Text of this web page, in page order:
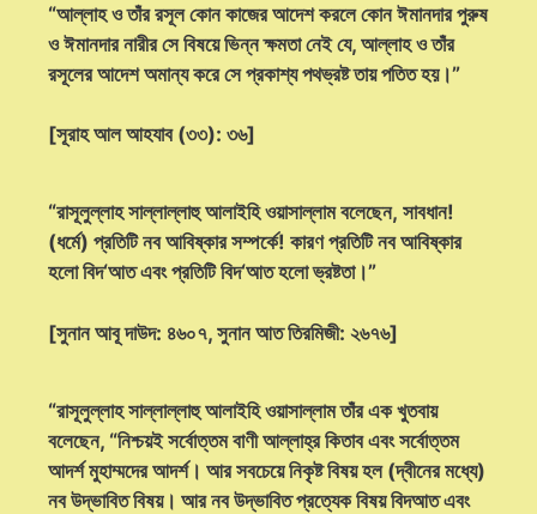
“আল্লাহ ও তাঁর রসূল কোন কাজের আদেশ করলে কোন ঈমানদার পুরুষ
ও ঈমানদার নারীর সে বিষয়ে ভিন্ন ক্ষমতা নেই যে, আল্লাহ ও তাঁর
রসূলের আদেশ অমান্য করে সে প্রকাশ্য পথভ্রষ্ট তায় পতিত হয়।”
[সূরাহ আল আহযাব (৩৩): ৩৬]
“রাসূলুল্লাহ সাল্লাল্লাহু আলাইহি ওয়াসাল্লাম বলেছেন, সাবধান!
(ধর্মে) প্রতিটি নব আবিষ্কার সম্পর্কে! কারণ প্রতিটি নব আবিষ্কার
হলো বিদ‘আত এবং প্রতিটি বিদ‘আত হলো ভ্রষ্টতা।”
[সুনান আবূ দাউদ: ৪৬০৭, সুনান আত তিরমিজী: ২৬৭৬]
“রাসূলুল্লাহ সাল্লাল্লাহু আলাইহি ওয়াসাল্লাম তাঁর এক খুতবায়
বলেছেন, “নিশ্চয়ই সর্বোত্তম বাণী আল্লাহ্‌র কিতাব এবং সর্বোত্তম
আদর্শ মুহাম্মদের আদর্শ। আর সবচেয়ে নিকৃষ্ট বিষয় হল (দ্বীনের মধ্যে)
নব উদ্ভাবিত বিষয়। আর নব উদ্ভাবিত প্রত্যেক বিষয় বিদআত এবং